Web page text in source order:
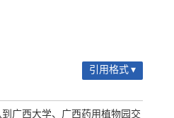
引用格式 ▾
广西大学、广西药用植物园交